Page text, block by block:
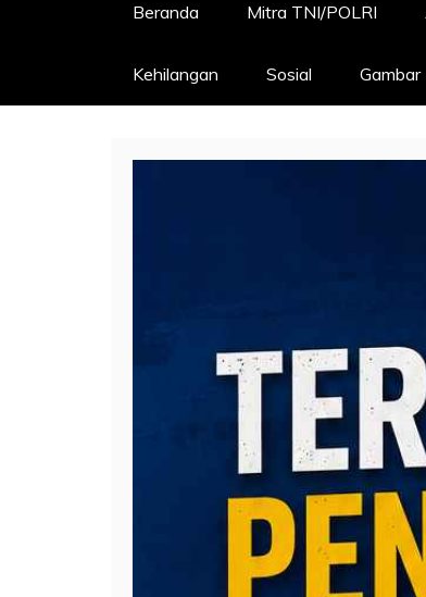
Beranda Mitra TNI/POLRI
Kehilangan Sosial Gambar